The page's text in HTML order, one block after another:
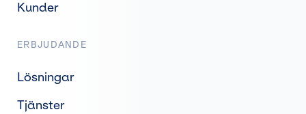
Kunder
ERBJUDANDE
Lösningar
Tjänster